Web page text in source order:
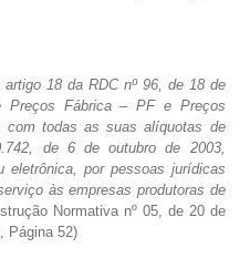
18 da RDC nº 96, de 18 de
Preços Fábrica – PF e Preços
com todas as suas alíquotas de
de 6 de outubro de 2003,
eletrônica, por pessoas jurídicas
às empresas produtoras de
Normativa nº 05, de 20 de
Página 52)